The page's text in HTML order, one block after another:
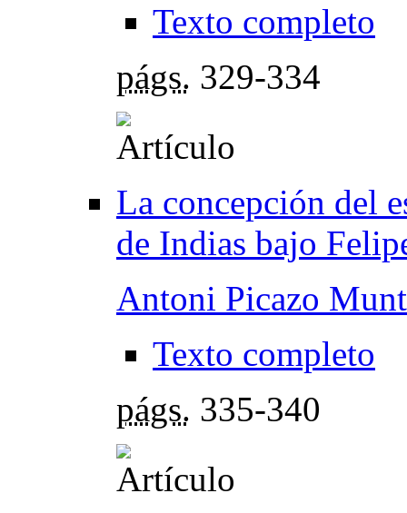
Texto completo
págs. 329-334
La concepción del
de Indias bajo
Antoni Picazo
Texto completo
págs. 335-340